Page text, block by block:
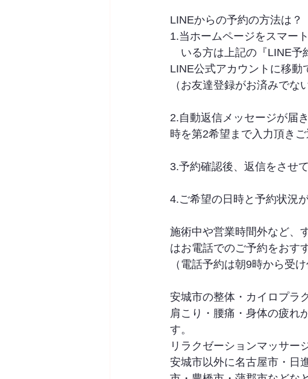
LINEからの予約の方法は？
1.当ホームページをスマー
いる方は上記の『LINE予
LINE公式アカウントに移動
（お友達登録がお済みでな
2.自動返信メッセージが届
時を第2希望まで入力頂きご
3.予約確認後、返信をさせ
4.ご希望の日時と予約状況
施術中や営業時間外など、
はお電話でのご予約をおす
（電話予約は朝9時から受
安城市の整体・カイロプラ
肩こり・腰痛・身体の疲れ
す。
リラクゼーションマッサー
安城市以外に名古屋市・日